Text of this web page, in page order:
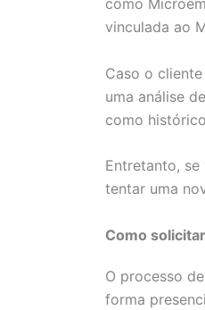
como
vinculada ao
Caso o
uma análise
como
Entretanto,
tentar uma
Como
O processo
forma